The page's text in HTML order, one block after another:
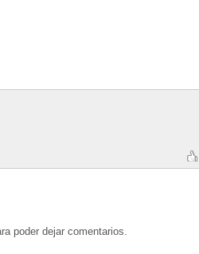
poder dejar comentarios.